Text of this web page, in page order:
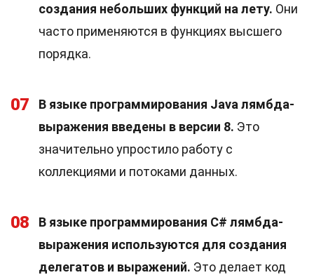
создания небольших функций на лету. Они
часто применяются в функциях высшего
порядка.
07
В языке программирования Java лямбда-
выражения введены в версии 8. Это
значительно упростило работу с
коллекциями и потоками данных.
08
В языке программирования C# лямбда-
выражения используются для создания
делегатов и выражений. Это делает код